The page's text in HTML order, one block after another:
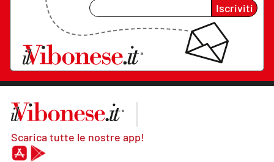
Iscriviti
Scarica tutte le nostre app!